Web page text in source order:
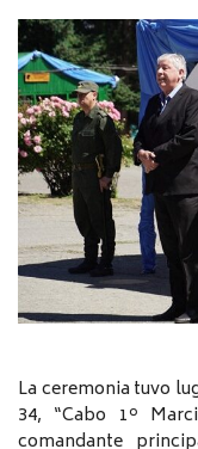
La ceremonia tuvo
34, “Cabo 1º
comandante